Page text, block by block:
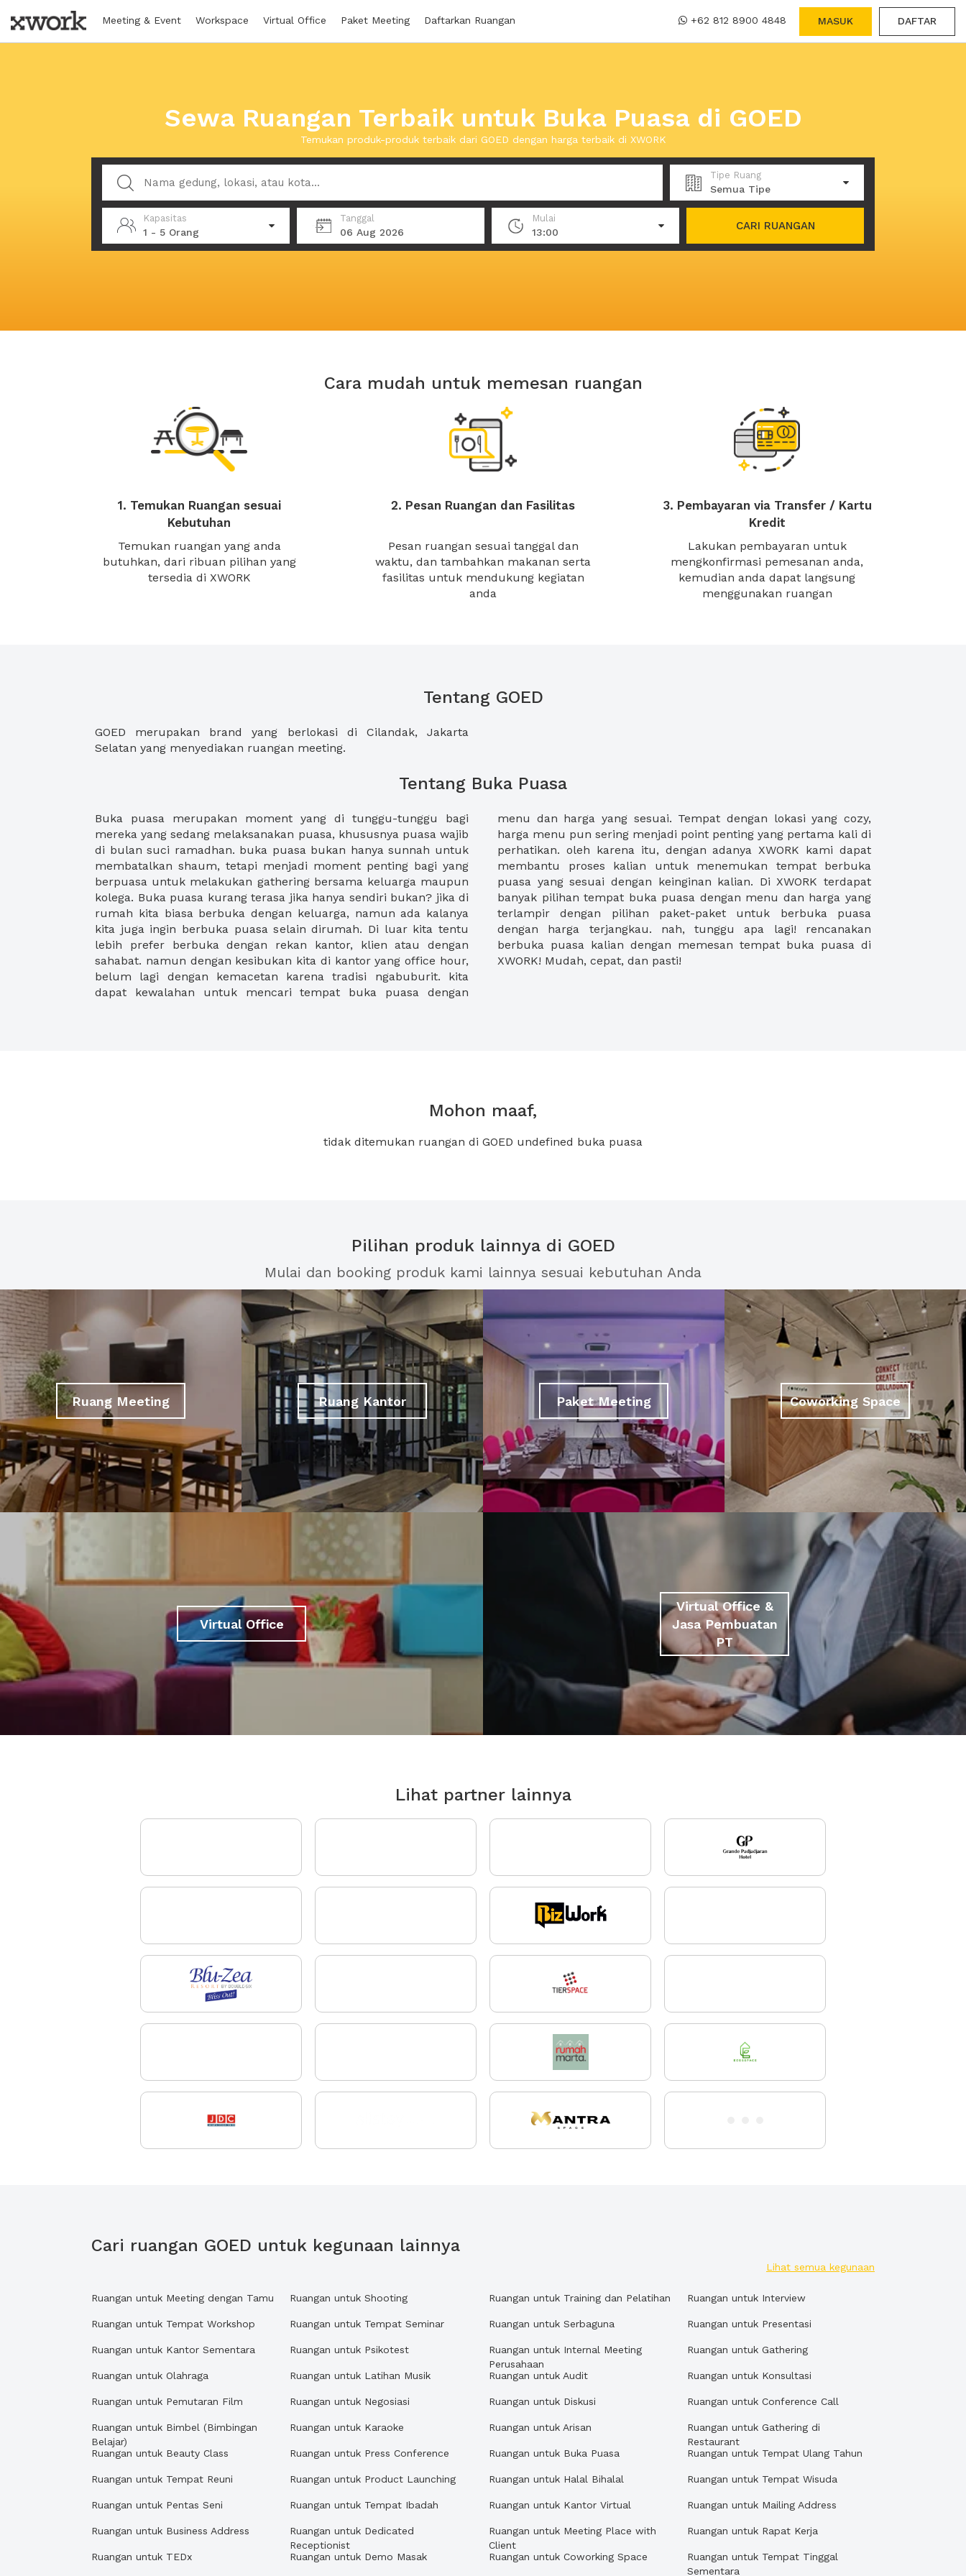
Meeting & Event Workspace Virtual Office Paket Meeting Daftarkan Ruangan +62 812 8900 4848 MASUK DAFTAR
Sewa Ruangan Terbaik untuk Buka Puasa di GOED
Temukan produk-produk terbaik dari GOED dengan harga terbaik di XWORK
Tipe Ruang
Semua Tipe
Kapasitas
1 - 5 Orang
Tanggal
06 Aug 2026
Mulai
13:00
CARI RUANGAN
Cara mudah untuk memesan ruangan
1. Temukan Ruangan sesuai
Kebutuhan
Temukan ruangan yang anda
butuhkan, dari ribuan pilihan yang
tersedia di XWORK
2. Pesan Ruangan dan Fasilitas
Pesan ruangan sesuai tanggal dan
waktu, dan tambahkan makanan serta
fasilitas untuk mendukung kegiatan
anda
3. Pembayaran via Transfer / Kartu
Kredit
Lakukan pembayaran untuk
mengkonfirmasi pemesanan anda,
kemudian anda dapat langsung
menggunakan ruangan
Tentang GOED
GOED merupakan brand yang berlokasi di Cilandak, Jakarta
Selatan yang menyediakan ruangan meeting.
Tentang Buka Puasa
Buka puasa merupakan moment yang di tunggu-tunggu bagi
mereka yang sedang melaksanakan puasa, khususnya puasa wajib
di bulan suci ramadhan. buka puasa bukan hanya sunnah untuk
membatalkan shaum, tetapi menjadi moment penting bagi yang
berpuasa untuk melakukan gathering bersama keluarga maupun
kolega. Buka puasa kurang terasa jika hanya sendiri bukan? jika di
rumah kita biasa berbuka dengan keluarga, namun ada kalanya
kita juga ingin berbuka puasa selain dirumah. Di luar kita tentu
lebih prefer berbuka dengan rekan kantor, klien atau dengan
sahabat. namun dengan kesibukan kita di kantor yang office hour,
belum lagi dengan kemacetan karena tradisi ngabuburit. kita
dapat kewalahan untuk mencari tempat buka puasa dengan
menu dan harga yang sesuai. Tempat dengan lokasi yang cozy,
harga menu pun sering menjadi point penting yang pertama kali di
perhatikan. oleh karena itu, dengan adanya XWORK kami dapat
membantu proses kalian untuk menemukan tempat berbuka
puasa yang sesuai dengan keinginan kalian. Di XWORK terdapat
banyak pilihan tempat buka puasa dengan menu dan harga yang
terlampir dengan pilihan paket-paket untuk berbuka puasa
dengan harga terjangkau. nah, tunggu apa lagi! rencanakan
berbuka puasa kalian dengan memesan tempat buka puasa di
XWORK! Mudah, cepat, dan pasti!
Mohon maaf,
tidak ditemukan ruangan di GOED undefined buka puasa
Pilihan produk lainnya di GOED
Mulai dan booking produk kami lainnya sesuai kebutuhan Anda
Ruang Meeting Ruang Kantor Paket Meeting Coworking Space
Virtual Office
Virtual Office &
Jasa Pembuatan
PT
Lihat partner lainnya
Cari ruangan GOED untuk kegunaan lainnya
Lihat semua kegunaan
Ruangan untuk Meeting dengan Tamu Ruangan untuk Shooting Ruangan untuk Training dan Pelatihan Ruangan untuk Interview
Ruangan untuk Tempat Workshop Ruangan untuk Tempat Seminar Ruangan untuk Serbaguna Ruangan untuk Presentasi
Ruangan untuk Kantor Sementara Ruangan untuk Psikotest
Ruangan untuk Internal Meeting
Perusahaan
Ruangan untuk Gathering
Ruangan untuk Olahraga Ruangan untuk Latihan Musik Ruangan untuk Audit Ruangan untuk Konsultasi
Ruangan untuk Pemutaran Film Ruangan untuk Negosiasi Ruangan untuk Diskusi Ruangan untuk Conference Call
Ruangan untuk Bimbel (Bimbingan
Belajar)
Ruangan untuk Karaoke Ruangan untuk Arisan
Ruangan untuk Gathering di
Restaurant
Ruangan untuk Beauty Class
Ruangan untuk Press Conference Ruangan untuk Buka Puasa Ruangan untuk Tempat Ulang Tahun
Ruangan untuk Tempat Reuni Ruangan untuk Product Launching Ruangan untuk Halal Bihalal Ruangan untuk Tempat Wisuda
Ruangan untuk Pentas Seni Ruangan untuk Tempat Ibadah Ruangan untuk Kantor Virtual Ruangan untuk Mailing Address
Ruangan untuk Business Address
Ruangan untuk Dedicated
Receptionist
Ruangan untuk Meeting Place with
Client
Ruangan untuk Rapat Kerja
Ruangan untuk TEDx Ruangan untuk Demo Masak Ruangan untuk Coworking Space
Ruangan untuk Tempat Tinggal
Sementara